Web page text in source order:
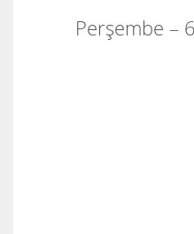
Perşembe –